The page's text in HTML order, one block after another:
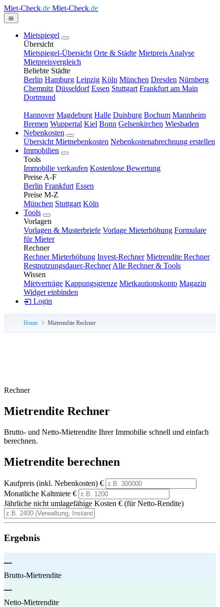
Miet-Check.de Miet-Check.de
Mietspiegel
Übersicht
Mietspiegel-Übersicht Orte & Städte Mietpreis Analyse
Mietpreisvergleich
Beliebte Städte
Berlin Hamburg Leipzig Köln München Dresden Nürnberg
Chemnitz Düsseldorf Essen Stuttgart Frankfurt am Main
Dortmund
Hannover Magdeburg Halle Duisburg Bochum Mannheim
Bremen Wuppertal Kiel Bonn Gelsenkirchen Wiesbaden
Nebenkosten
Übersicht Mietnebenkosten Nebenkostenabrechnung erstellen
Immobilien
Tools
Immobilie verkaufen Kostenlose Bewertung
Preise A-F
Berlin Frankfurt Essen
Preise M-Z
München Stuttgart Köln
Tools
Vorlagen
Vorlagen & Musterbriefe Vorlage Mieterhöhung Formulare
für Mieter
Rechner
Rechner Mieterhöhung Invest-Rechner Mietrendite Rechner
Restnutzungsdauer-Rechner Alle Rechner & Tools
Wissen
Mietverträge Kappungsgrenze Mietkautionskonto Magazin
Widget einbinden
Login
Home Mietrendite Rechner
Rechner
Mietrendite Rechner
Brutto- und Netto-Mietrendite Ihrer Immobilie schnell und einfach
berechnen.
Mietrendite berechnen
Kaufpreis (inkl. Nebenkosten) €
Monatliche Kaltmiete €
Jährliche nicht umlagefähige Kosten € (für Netto-Rendite)
Ergebnis
–
Brutto-Mietrendite
–
Netto-Mietrendite